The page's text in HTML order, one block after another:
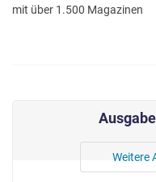
mit über 1.500 Magazinen
Weitere